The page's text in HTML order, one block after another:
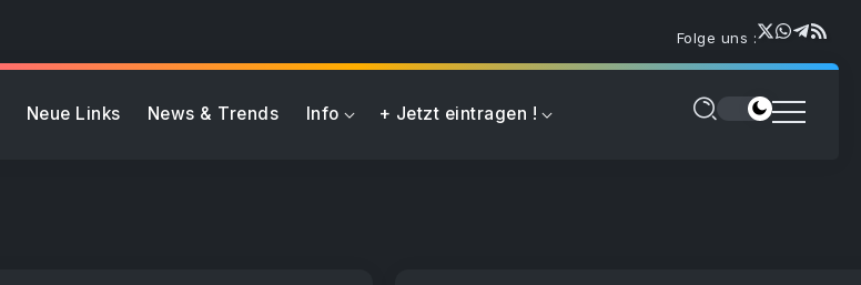
Folge uns :
Neue Links News & Trends Info + Jetzt eintragen !